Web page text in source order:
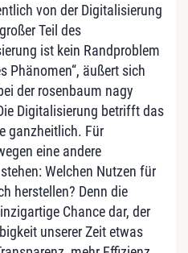
von der Digitalisierung
Teil des
ist kein Randproblem
Phänomen“, äußert sich
der rosenbaum nagy
Digitalisierung betrifft das
ganzheitlich. Für
eine andere
Welchen Nutzen für
herstellen? Denn die
Chance dar, der
unserer Zeit etwas